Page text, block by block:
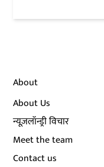
About
About Us
न्यूज़लॉन्ड्री विचार
Meet the team
Contact us